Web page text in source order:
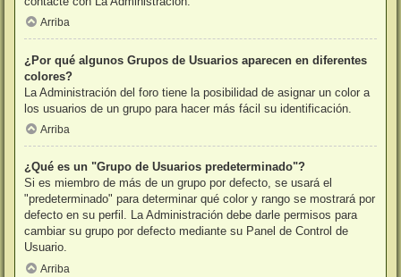
Arriba
¿Por qué algunos Grupos de Usuarios aparecen en diferentes
colores?
La Administración del foro tiene la posibilidad de asignar un color a
los usuarios de un grupo para hacer más fácil su identificación.
Arriba
¿Qué es un "Grupo de Usuarios predeterminado"?
Si es miembro de más de un grupo por defecto, se usará el
"predeterminado" para determinar qué color y rango se mostrará por
defecto en su perfil. La Administración debe darle permisos para
cambiar su grupo por defecto mediante su Panel de Control de
Usuario.
Arriba